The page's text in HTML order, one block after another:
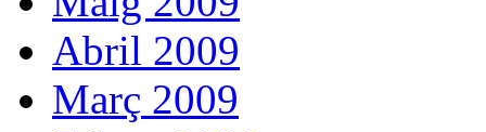
Abril 2009
Març 2009